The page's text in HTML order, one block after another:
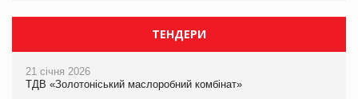
ТЕНДЕРИ
21 січня 2026
ТДВ «Золотоніський маслоробний комбінат»